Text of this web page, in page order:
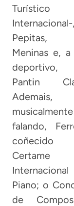
Turístico
Meninas e, a
Pantin
Ademais,
musicalmente
falando,
coñecido
Certame
Piano; o
de